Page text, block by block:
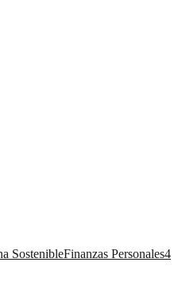
SostenibleFinanzas Personales4